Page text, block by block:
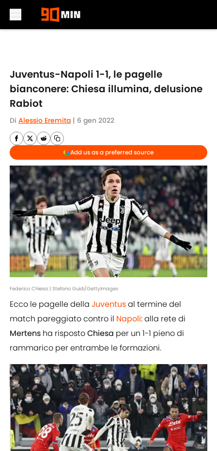
Juventus-Napoli 1-1, le pagelle
bianconere: Chiesa illumina, delusione
Rabiot
Di Alessio Eremita | 6 gen 2022
Add us as a preferred source
Federico Chiesa | Stefano Guidi/GettyImages
Ecco le pagelle della Juventusal termine del
match pareggiato contro il Napoli: alla rete di
Mertens ha rispostoChiesa per un 1-1 pieno di
rammarico per entrambe le formazioni.